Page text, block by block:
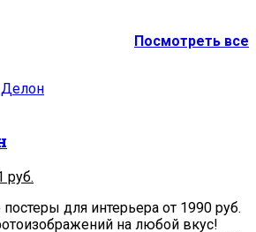
Посмотреть все
руб.
для интерьера от 1990 руб.
на любой вкус!